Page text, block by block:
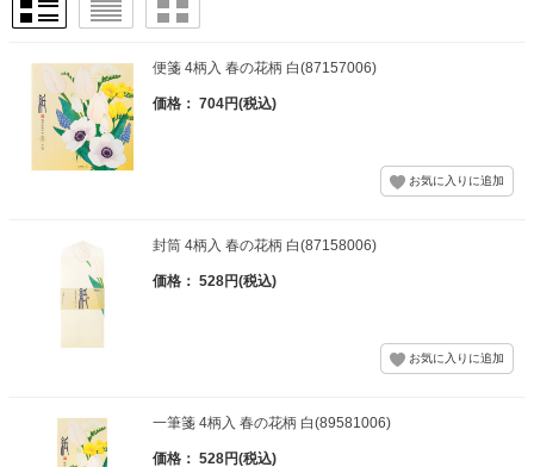
便箋 4柄入 春の花柄 白(87157006)
価格： 704円(税込)
封筒 4柄入 春の花柄 白(87158006)
価格： 528円(税込)
一筆箋 4柄入 春の花柄 白(89581006)
価格： 528円(税込)